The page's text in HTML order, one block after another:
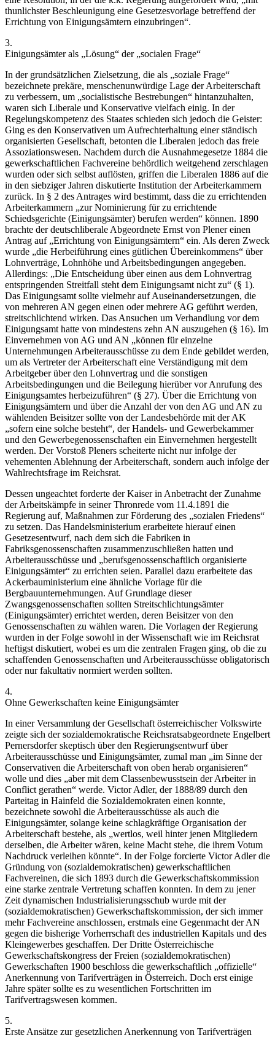
thunlichster Beschleunigung eine Gesetzesvorlage betreffend der
Errichtung von Einigungsämtern einzubringen“.
3.
Einigungsämter als „Lösung“ der „socialen Frage“
In der grundsätzlichen Zielsetzung, die als „soziale Frage“
bezeichnete prekäre, menschenunwürdige Lage der Arbeiterschaft
zu verbessern, um „socialistische Bestrebungen“ hintanzuhalten,
waren sich Liberale und Konservative vielfach einig. In der
Regelungskompetenz des Staates schieden sich jedoch die Geister:
Ging es den Konservativen um Aufrechterhaltung einer ständisch
organisierten Gesellschaft, betonten die Liberalen jedoch das freie
Assoziationswesen. Nachdem durch die Ausnahmegesetze 1884 die
gewerkschaftlichen Fachvereine behördlich weitgehend zerschlagen
wurden oder sich selbst auflösten, griffen die Liberalen 1886 auf die
in den siebziger Jahren diskutierte Institution der Arbeiterkammern
zurück. In § 2 des Antrages wird bestimmt, dass die zu errichtenden
Arbeiterkammern „zur Nominierung für zu errichtende
Schiedsgerichte (Einigungsämter) berufen werden“ können. 1890
brachte der deutschliberale Abgeordnete Ernst von Plenereinen
Antrag auf „Errichtung von Einigungsämtern“ ein. Als deren Zweck
wurde „die Herbeiführung eines gütlichen Übereinkommens“ über
Lohnverträge, Lohnhöhe und Arbeitsbedingungen angegeben.
Allerdings: „Die Entscheidung über einen aus dem Lohnvertrag
entspringenden Streitfall steht dem Einigungsamt nicht zu“ (§ 1).
Das Einigungsamt sollte vielmehr auf Auseinandersetzungen, die
von mehreren AN gegen einen oder mehrere AG geführt werden,
streitschlichtend wirken. Das Ansuchen um Verhandlung vor dem
Einigungsamt hatte von mindestens zehn AN auszugehen (§ 16). Im
Einvernehmen von AG und AN „können für einzelne
Unternehmungen Arbeiterausschüsse zu dem Ende gebildet werden,
um als Vertreter der Arbeiterschaft eine Verständigung mit dem
Arbeitgeber über den Lohnvertrag und die sonstigen
Arbeitsbedingungen und die Beilegung hierüber vor Anrufung des
Einigungsamtes herbeizuführen“ (§ 27). Über die Errichtung von
Einigungsämtern und über die Anzahl der von den AG und AN zu
wählenden Beisitzer sollte von der Landesbehörde mit der AK
„sofern eine solche besteht“, der Handels- und Gewerbekammer
und den Gewerbegenossenschaften ein Einvernehmen hergestellt
werden. Der Vorstoß Pleners scheiterte nicht nur infolge der
vehementen Ablehnung der Arbeiterschaft, sondern auch infolge der
Wahlrechtsfrage im Reichsrat.
Dessen ungeachtet forderte der Kaiser in Anbetracht der Zunahme
der Arbeitskämpfe in seiner Thronrede vom 11.4.1891 die
Regierung auf, Maßnahmen zur Förderung des „sozialen Friedens“
zu setzen. Das Handelsministerium erarbeitete hierauf einen
Gesetzesentwurf, nach dem sich die Fabriken in
Fabriksgenossenschaften zusammenzuschließen hatten und
Arbeiterausschüsse und „berufsgenossenschaftlich organisierte
Einigungsämter“ zu errichten seien. Parallel dazu erarbeitete das
Ackerbauministerium eine ähnliche Vorlage für die
Bergbauunternehmungen. Auf Grundlage dieser
Zwangsgenossenschaften sollten Streitschlichtungsämter
(Einigungsämter) errichtet werden, deren Beisitzer von den
Genossenschaften zu wählen waren. Die Vorlagen der Regierung
wurden in der Folge sowohl in der Wissenschaft wie im Reichsrat
heftigst diskutiert, wobei es um die zentralen Fragen ging, ob die zu
schaffenden Genossenschaften und Arbeiterausschüsse obligatorisch
oder nur fakultativ normiert werden sollten.
4.
Ohne Gewerkschaften keine Einigungsämter
In einer Versammlung der Gesellschaft österreichischer Volkswirte
zeigte sich der sozialdemokratische Reichsratsabgeordnete Engelbert
Pernersdorferskeptisch über den Regierungsentwurf über
Arbeiterausschüsse und Einigungsämter, zumal man „im Sinne der
Conservativen die Arbeiterschaft von oben herab organisieren“
wolle und dies „aber mit dem Classenbewusstsein der Arbeiter in
Conflict gerathen“ werde. Victor Adler, der 1888/89 durch den
Parteitag in Hainfeld die Sozialdemokraten einen konnte,
bezeichnete sowohl die Arbeiterausschüsse als auch die
Einigungsämter, solange keine schlagkräftige Organisation der
Arbeiterschaft bestehe, als „wertlos, weil hinter jenen Mitgliedern
derselben, die Arbeiter wären, keine Macht stehe, die ihrem Votum
Nachdruck verleihen könnte“. In der Folge forcierte Victor Adlerdie
Gründung von (sozialdemokratischen) gewerkschaftlichen
Fachvereinen, die sich 1893 durch die Gewerkschaftskommission
eine starke zentrale Vertretung schaffen konnten. In dem zu jener
Zeit dynamischen Industrialisierungsschub wurde mit der
(sozialdemokratischen) Gewerkschaftskommission, der sich immer
mehr Fachvereine anschlossen, erstmals eine Gegenmacht der AN
gegen die bisherige Vorherrschaft des industriellen Kapitals und des
Kleingewerbes geschaffen. Der Dritte Österreichische
Gewerkschaftskongress der Freien (sozialdemokratischen)
Gewerkschaften 1900 beschloss die gewerkschaftlich „offizielle“
Anerkennung von Tarifverträgen in Österreich. Doch erst einige
Jahre später sollte es zu wesentlichen Fortschritten im
Tarifvertragswesen kommen.
5.
Erste Ansätze zur gesetzlichen Anerkennung von Tarifverträgen